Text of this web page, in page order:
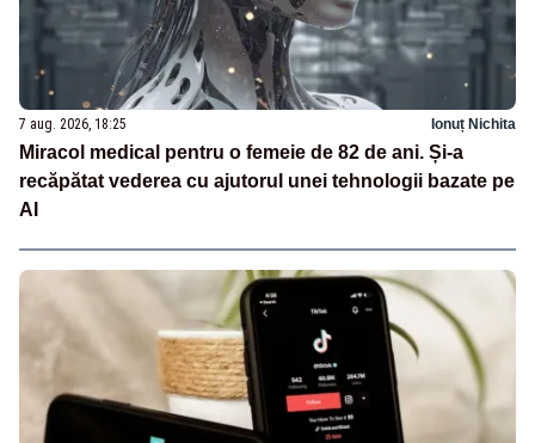
7 aug. 2026, 18:25 Ionuț Nichita
Miracol medical pentru o femeie de 82 de ani. Și-a
recăpătat vederea cu ajutorul unei tehnologii bazate pe
AI